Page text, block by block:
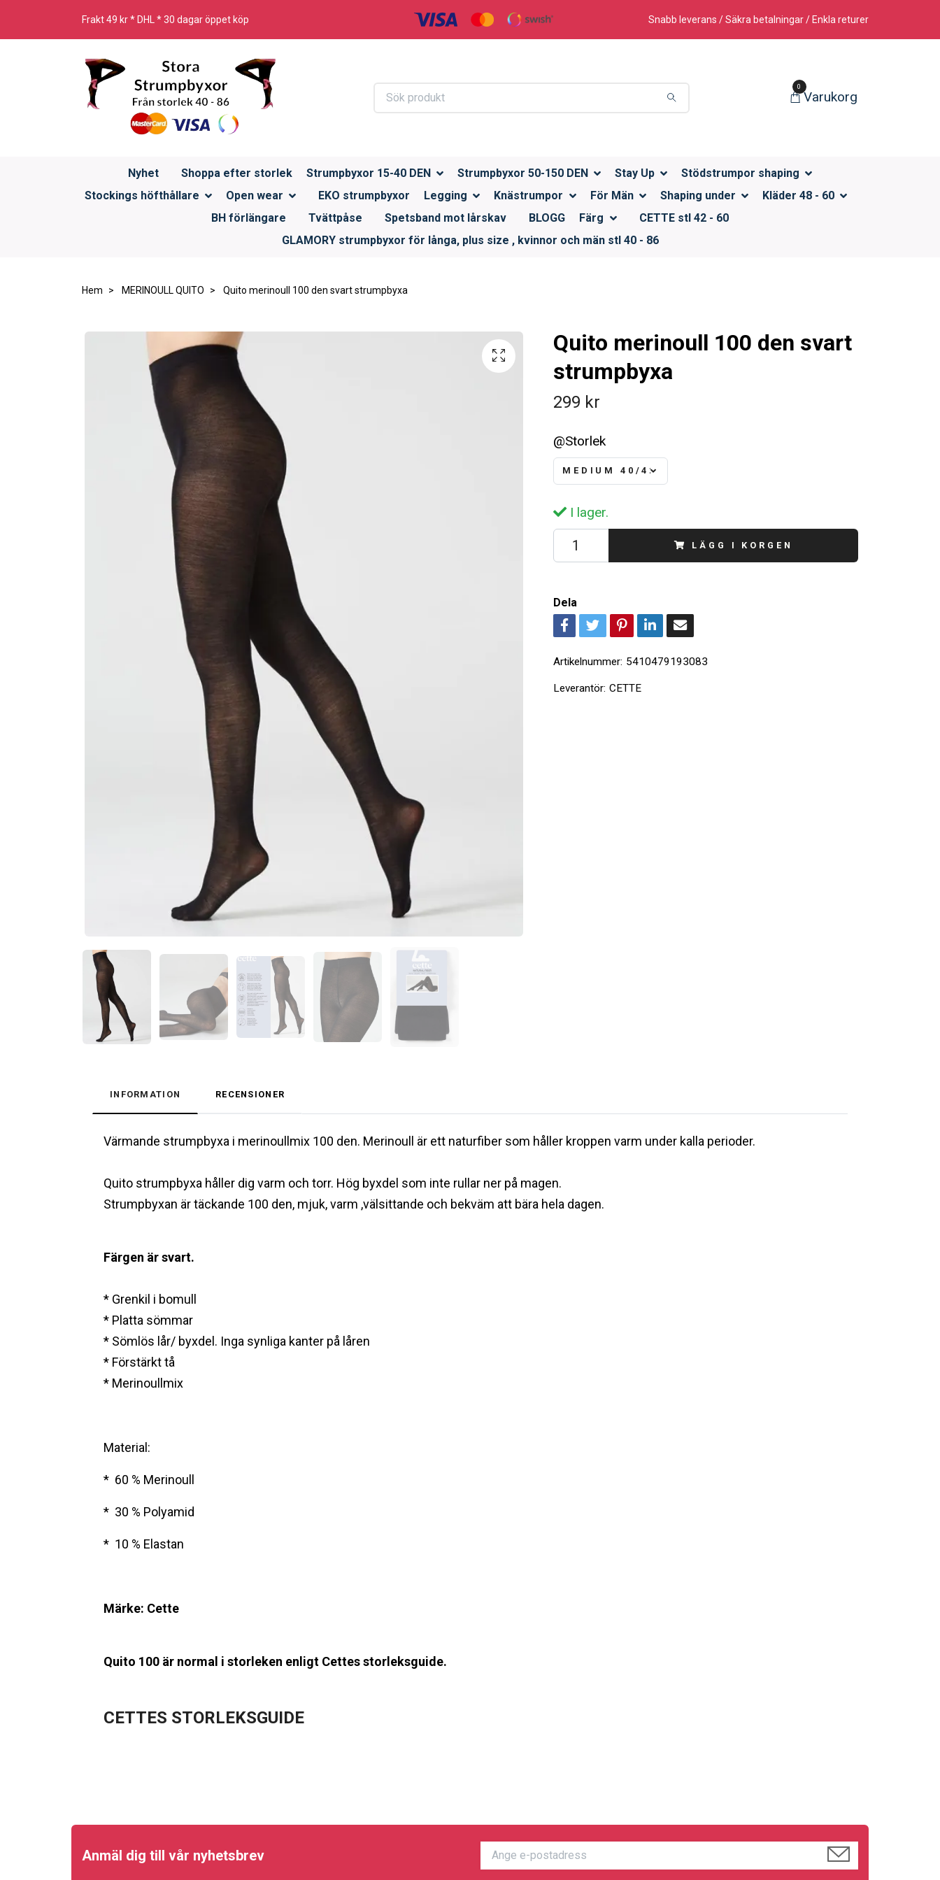
Frakt 49 kr * DHL * 30 dagar öppet köp Snabb leverans / Säkra betalningar / Enkla returer
0
Varukorg
Nyhet Shoppa efter storlek Strumpbyxor 15-40 DEN Strumpbyxor 50-150 DEN Stay Up
Stödstrumpor shaping
Stockings höfthållare
Open wear EKO strumpbyxor Legging Knästrumpor För Män Shaping under
Kläder 48 - 60
BH förlängare
Tvättpåse Spetsband mot lårskav BLOGG Färg
CETTE stl 42 - 60
GLAMORY strumpbyxor för långa, plus size , kvinnor och män stl 40 - 86
Hem MERINOULL QUITO Quito merinoull 100 den svart strumpbyxa
Quito merinoull 100 den svart
strumpbyxa
299 kr
@Storlek
MEDIUM 40/42
I lager.
LÄGG I KORGEN
Dela
Artikelnummer: 5410479193083
Leverantör: CETTE
INFORMATION RECENSIONER
Värmande strumpbyxa i merinoullmix 100 den. Merinoull är ett naturfiber som håller kroppen varm under kalla perioder.
Quito strumpbyxa håller dig varm och torr. Hög byxdel som inte rullar ner på magen.
Strumpbyxan är täckande 100 den, mjuk, varm ,välsittande och bekväm att bära hela dagen.
Färgen är svart.
* Grenkil i bomull
* Platta sömmar
* Sömlös lår/ byxdel. Inga synliga kanter på låren
* Förstärkt tå
* Merinoullmix
Material:
* 60 % Merinoull
* 30 % Polyamid
* 10 % Elastan
Märke: Cette
Quito 100 är normal i storleken enligt Cettes storleksguide.
CETTES STORLEKSGUIDE
Anmäl dig till vår nyhetsbrev